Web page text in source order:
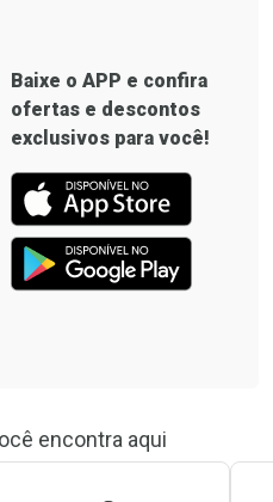
Baixe o APP e confira
ofertas e descontos
exclusivos para você!
encontra aqui